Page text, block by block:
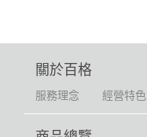
關於百格
服務理念 經營特色